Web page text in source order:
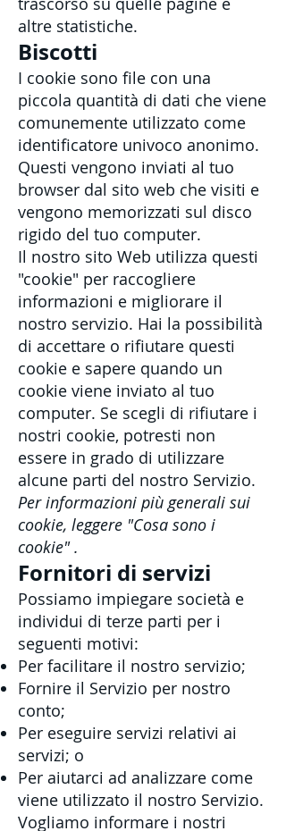
altre statistiche.
Biscotti
I cookie sono file con una
piccola quantità di dati che viene
comunemente utilizzato come
identificatore univoco anonimo.
Questi vengono inviati al tuo
browser dal sito web che visiti e
vengono memorizzati sul disco
rigido del tuo computer.
Il nostro sito Web utilizza questi
"cookie" per raccogliere
informazioni e migliorare il
nostro servizio. Hai la possibilità
di accettare o rifiutare questi
cookie e sapere quando un
cookie viene inviato al tuo
computer. Se scegli di rifiutare i
nostri cookie, potresti non
essere in grado di utilizzare
alcune parti del nostro Servizio.
Per informazioni più generali sui
cookie, leggere "Cosa sono i
cookie".
Fornitori di servizi
Possiamo impiegare società e
individui di terze parti per i
seguenti motivi:
Per facilitare il nostro servizio;
Fornire il Servizio per nostro
conto;
Per eseguire servizi relativi ai
servizi; o
Per aiutarci ad analizzare come
viene utilizzato il nostro Servizio.
Vogliamo informare i nostri